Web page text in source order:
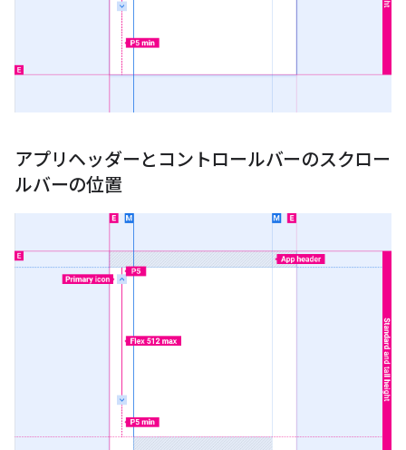
アプリヘッダーとコントロールバーのスクロー
ルバーの位置